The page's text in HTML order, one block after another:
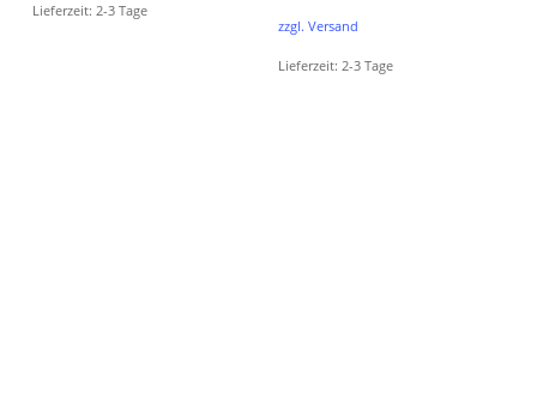
Lieferzeit: 2-3 Tage
zzgl. Versand
Lieferzeit: 2-3 Tage